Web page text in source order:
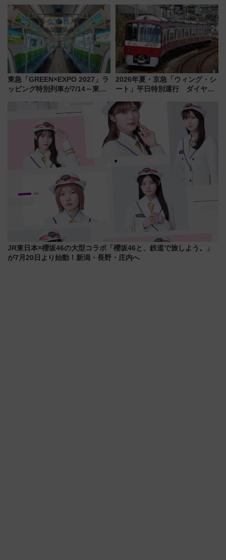
マホで簡単申請 物販や演奏会な
どに【JR東日本】
東急「GREEN×EXPO 2027」ラ
ッピング特別列車が7/14～東
2026年夏・京急「ウィング・シ
ート」平日特別運行 ダイヤ・
三浦海岸を堪能できるお出かけ
プランもご紹介
JR東日本×櫻坂46の大型コラボ「櫻坂46と、鉄道で旅しよう。」
が7月20日より始動！新潟・長野・庄内へ